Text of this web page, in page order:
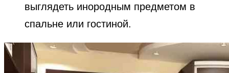
выглядеть инородным предметом в
спальне или гостиной.